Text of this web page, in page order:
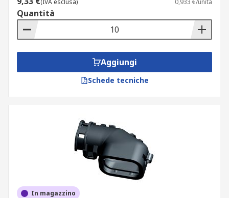
(IVA esclusa) 0,933 €/unità
Quantità
Aggiungi
Schede tecniche
In magazzino